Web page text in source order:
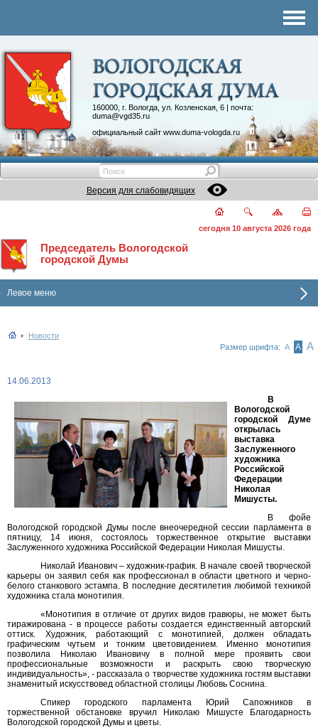
160000, г. Вологда, ул. Козленская, 6 | почта:
duma@vgd35.ru
официальный сайт www.duma-vologda.ru
Контакты
Депутатские объединения
Версия для слабовидящих
сегодня 10 августа 2026 года
Председатель Вологодской
городской Думы
Левое меню
Новости
Размер шрифта: А А А
14.06.2013
В
Вологодской
городской Думе
открылась
выставка
Заслуженного
художника
Российской
Федерации
Николая
Мишусты.
В фойе
Вологодской городской Думы после внеочередной сессии парламента в
пятницу, 14 июня, состоялось торжественное открытие выставки
Заслуженного художника Российской Федерации Николая Мишусты.
Николай Иванович – художник-график. В начале своей творческой
карьеры он заявил себя как профессионал в области цветного и черно-
белого станкового эстампа. В последние десятилетия любимой техникой
художника стала монотипия.
«Монотипия в отличие от других видов гравюры, не может быть
тиражирована - в процессе работы создается единственный авторский
оттиск. Художник, работающий с монотипией, должен обладать
графическим чутьем и тонким цветовидением. Именно монотипия
позволила Николаю Ивановичу в полной мере проявить свои
профессиональные возможности и раскрыть свою творческую
индивидуальность», - рассказала о творчестве художника гостям выставки
знаменитый искусствовед областной столицы Любовь Соснина.
Спикер городского парламента Юрий Сапожников в
торжественной обстановке вручил Николаю Мишусте Благодарность
Вологодской городской Думы и цветы.